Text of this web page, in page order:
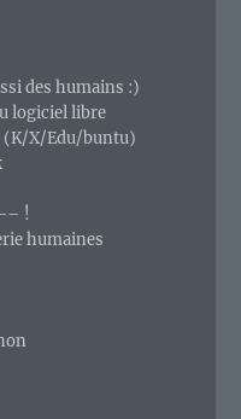
des humains :)
logiciel libre
(K/X/Edu/buntu)
!
humaines